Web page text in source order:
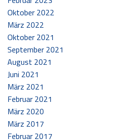
Oktober 2022
März 2022
Oktober 2021
September 2021
August 2021
Juni 2021
März 2021
Februar 2021
März 2020
März 2017
Februar 2017